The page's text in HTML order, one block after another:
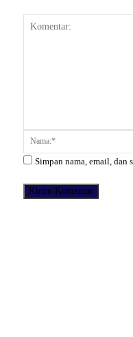
Komentar:
Simpan nama, email, dan